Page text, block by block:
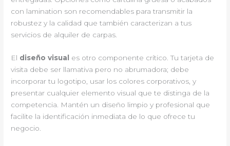
con lamination son recomendables para transmitir la
robustez y la calidad que también caracterizan a tus
servicios de alquiler de carpas.
El diseño visual
es otro componente crítico. Tu tarjeta de
visita debe ser llamativa pero no abrumadora; debe
incorporar tu logotipo, usar los colores corporativos, y
presentar cualquier elemento visual que te distinga de la
competencia. Mantén un diseño limpio y profesional que
facilite la identificación inmediata de lo que ofrece tu
negocio.